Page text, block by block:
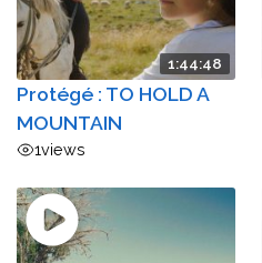
1:44:48
Protégé : TO HOLD A
MOUNTAIN
1views